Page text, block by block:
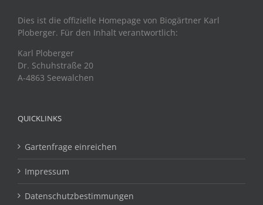
Dies ist die offizielle Homepage von Biogärtner Karl
Ploberger. Für den Inhalt verantwortlich:
Karl Ploberger
Dr. Schuhstraße 20
A-4863 Seewalchen
QUICKLINKS
Gartenfrage einreichen
Impressum
Datenschutzbestimmungen